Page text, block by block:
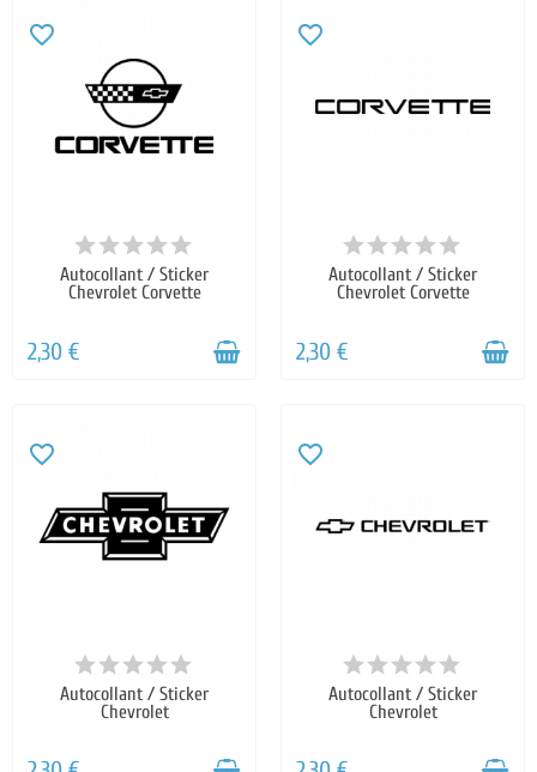
favorite_border
Autocollant / Sticker
Chevrolet Corvette
2,30 €
favorite_border
Autocollant / Sticker
Chevrolet Corvette
2,30 €
favorite_border
Autocollant / Sticker
Chevrolet
favorite_border
Autocollant / Sticker
Chevrolet